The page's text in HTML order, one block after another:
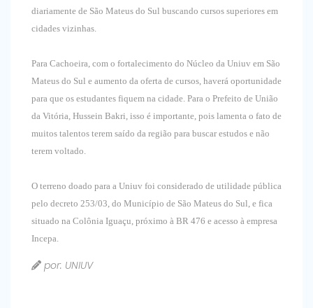
diariamente de São Mateus do Sul buscando cursos superiores em
cidades vizinhas.
Para Cachoeira, com o fortalecimento do Núcleo da Uniuv em São
Mateus do Sul e aumento da oferta de cursos, haverá oportunidade
para que os estudantes fiquem na cidade. Para o Prefeito de União
da Vitória, Hussein Bakri, isso é importante, pois lamenta o fato de
muitos talentos terem saído da região para buscar estudos e não
terem voltado.
O terreno doado para a Uniuv foi considerado de utilidade pública
pelo decreto 253/03, do Município de São Mateus do Sul, e fica
situado na Colônia Iguaçu, próximo à BR 476 e acesso à empresa
Incepa.
por: UNIUV